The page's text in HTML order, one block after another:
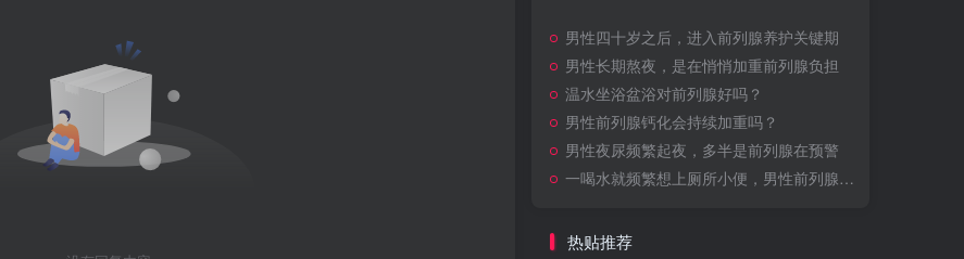
男性四十岁之后，进入前列腺养护关键期
男性长期熬夜，是在悄悄加重前列腺负担
温水坐浴盆浴对前列腺好吗？
男性前列腺钙化会持续加重吗？
男性夜尿频繁起夜，多半是前列腺在预警
一喝水就频繁想上厕所小便，男性前列腺问题该怎么调理？
热贴推荐